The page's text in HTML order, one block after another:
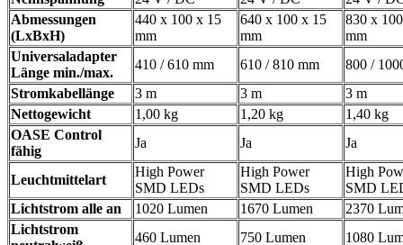
Abmessungen
(LxBxH)
440 x 100 x 15
mm
640 x 100 x 15
mm
830 x
mm
Universaladapter
Länge min./max.
410 / 610 mm 610 / 810 mm
800 /
Stromkabellänge
3 m 3 m
3 m
Nettogewicht
1,00 kg 1,20 kg
1,40 kg
OASE Control
fähig
Ja Ja Ja
Leuchtmittelart
High Power
SMD LEDs
High Power
SMD LEDs
High
SMD
Lichtstrom alle an
1020 Lumen 1670 Lumen
2370
Lichtstrom
460 Lumen 750 Lumen 1080